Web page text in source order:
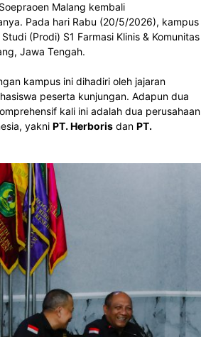
Malang kembali
Pada hari Rabu (20/5/2026), kampus
(Prodi) S1 Farmasi Klinis & Komunitas
Jawa Tengah.
kampus ini dihadiri oleh jajaran
peserta kunjungan. Adapun dua
kali ini adalah dua perusahaan
yakni PT. Herboris dan PT.